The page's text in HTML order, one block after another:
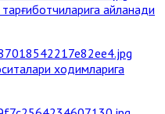
айланади
ходимларига